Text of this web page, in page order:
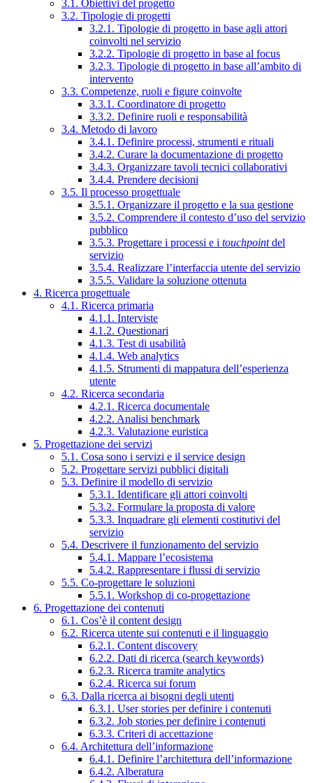
3.1. Obiettivi del progetto
3.2. Tipologie di progetti
3.2.1. Tipologie di progetto in base agli attori
coinvolti nel servizio
3.2.2. Tipologie di progetto in base al focus
3.2.3. Tipologie di progetto in base all’ambito di
intervento
3.3. Competenze, ruoli e figure coinvolte
3.3.1. Coordinatore di progetto
3.3.2. Definire ruoli e responsabilità
3.4. Metodo di lavoro
3.4.1. Definire processi, strumenti e rituali
3.4.2. Curare la documentazione di progetto
3.4.3. Organizzare tavoli tecnici collaborativi
3.4.4. Prendere decisioni
3.5. Il processo progettuale
3.5.1. Organizzare il progetto e la sua gestione
3.5.2. Comprendere il contesto d’uso del servizio
pubblico
3.5.3. Progettare i processi e i touchpointdel
servizio
3.5.4. Realizzare l’interfaccia utente del servizio
3.5.5. Validare la soluzione ottenuta
4. Ricerca progettuale
4.1. Ricerca primaria
4.1.1. Interviste
4.1.2. Questionari
4.1.3. Test di usabilità
4.1.4. Web analytics
4.1.5. Strumenti di mappatura dell’esperienza
utente
4.2. Ricerca secondaria
4.2.1. Ricerca documentale
4.2.2. Analisi benchmark
4.2.3. Valutazione euristica
5. Progettazione dei servizi
5.1. Cosa sono i servizi e il service design
5.2. Progettare servizi pubblici digitali
5.3. Definire il modello di servizio
5.3.1. Identificare gli attori coinvolti
5.3.2. Formulare la proposta di valore
5.3.3. Inquadrare gli elementi costitutivi del
servizio
5.4. Descrivere il funzionamento del servizio
5.4.1. Mappare l’ecosistema
5.4.2. Rappresentare i flussi di servizio
5.5. Co-progettare le soluzioni
5.5.1. Workshop di co-progettazione
6. Progettazione dei contenuti
6.1. Cos’è il content design
6.2. Ricerca utente sui contenuti e il linguaggio
6.2.1. Content discovery
6.2.2. Dati di ricerca (search keywords)
6.2.3. Ricerca tramite analytics
6.2.4. Ricerca sui forum
6.3. Dalla ricerca ai bisogni degli utenti
6.3.1. User stories per definire i contenuti
6.3.2. Job stories per definire i contenuti
6.3.3. Criteri di accettazione
6.4. Architettura dell’informazione
6.4.1. Definire l’architettura dell’informazione
6.4.2. Alberatura